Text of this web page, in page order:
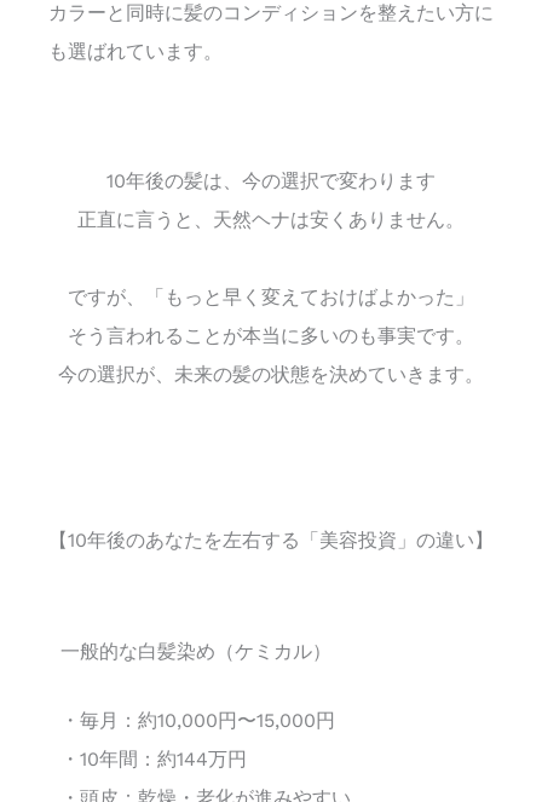
カラーと同時に髪のコンディションを整えたい方に
も選ばれています。
10年後の髪は、今の選択で変わります
正直に言うと、天然ヘナは安くありません。
ですが、「もっと早く変えておけばよかった」
そう言われることが本当に多いのも事実です。
今の選択が、未来の髪の状態を決めていきます。
【10年後のあなたを左右する「美容投資」の違い】
一般的な白髪染め（ケミカル）
・毎月：約10,000円〜15,000円
・10年間：約144万円